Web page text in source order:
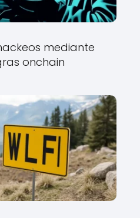
mediante
onchain